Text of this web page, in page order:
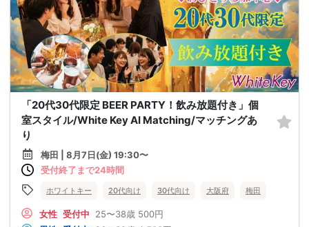
「20代30代限定 BEER PARTY！飲み放題付き」個
室スタイル/White Key AI Matching/マッチングあ
り
梅田 | 8月7日(金) 19:30〜
受付終了まで24時間
ホワイトキー 20代向け 30代向け 大阪府 梅田
女性 受付中 25〜38歳 500円